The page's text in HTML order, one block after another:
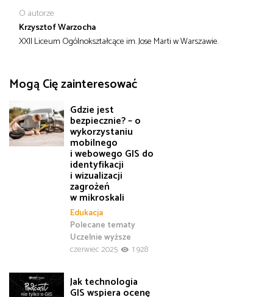
O autorze
Krzysztof Warzocha
XXII Liceum Ogólnokształcące im. Jose Marti w Warszawie.
Mogą Cię zainteresować
Gdzie jest
bezpiecznie? – o
wykorzystaniu
mobilnego
i webowego GIS do
identyfikacji
i wizualizacji
zagrożeń
w mikroskali
Edukacja
Polecane tematy
Uczelnie wyższe
czerwiec 2025
1 928
Jak technologia
GIS wspiera ocenę